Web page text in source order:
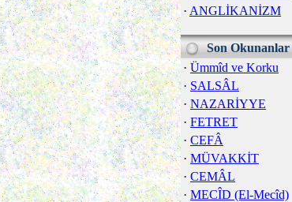
· ANGLİKANİZM
Son Okunanlar
· Ümmîd ve Korku
· SALSÂL
· NAZARİYYE
· FETRET
· CEFÂ
· MÜVAKKİT
· CEMÂL
· MECÎD (El-Mecîd)